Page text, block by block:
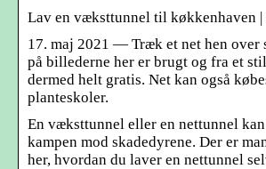
Lav en væksttunnel til køkkenhaven
17. maj 2021 — Træk et net hen over
på billederne her er brugt og fra et
dermed helt gratis. Net kan også
planteskoler.
En væksttunnel eller en nettunnel
kampen mod skadedyrene. Der er
her, hvordan du laver en nettunnel